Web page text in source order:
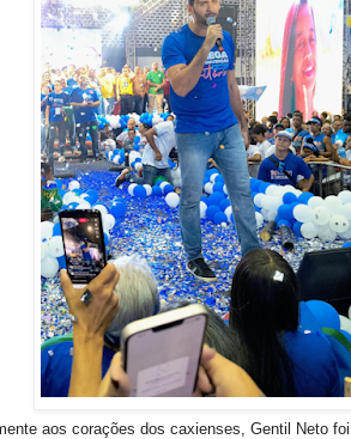
aos corações dos caxienses, Gentil Neto